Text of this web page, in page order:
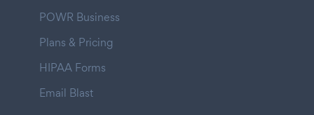
POWR Business
Plans & Pricing
HIPAA Forms
Email Blast